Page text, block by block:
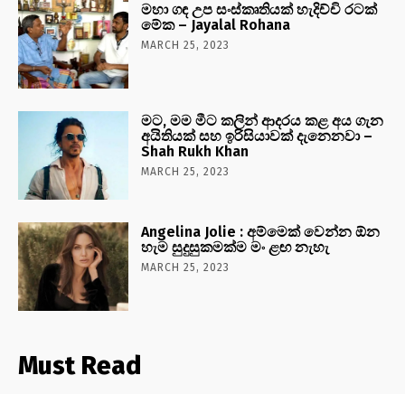
මහා ගඳ උප සංස්කෘතියක් හැදිච්චි රටක්
මේක – Jayalal Rohana
MARCH 25, 2023
මට, මම මීට කලින් ආදරය කළ අය ගැන
අයිතියක් සහ ඉරිසියාවක් දැනෙනවා –
Shah Rukh Khan
MARCH 25, 2023
Angelina Jolie : අම්මෙක් වෙන්න ඕන
හැම සුදුසුකමක්ම මං ළඟ නැහැ
MARCH 25, 2023
Must Read